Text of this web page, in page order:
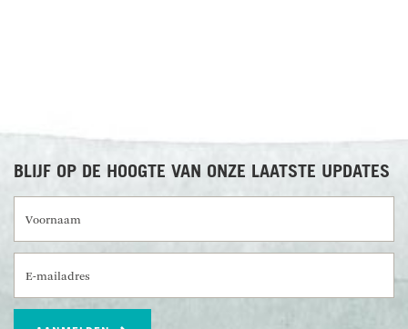
BLIJF OP DE HOOGTE VAN ONZE LAATSTE UPDATES